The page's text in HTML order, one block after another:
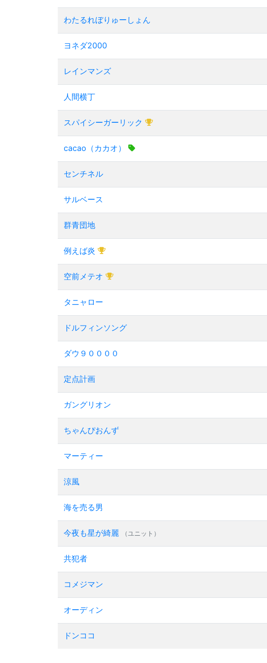
わたるれぼりゅーしょん
ヨネダ2000
レインマンズ
人間横丁
スパイシーガーリック
cacao（カカオ）
センチネル
サルベース
群青団地
例えば炎
空前メテオ
タニャロー
ドルフィンソング
ダウ９００００
定点計画
ガングリオン
ちゃんぴおんず
マーティー
涼風
海を売る男
今夜も星が綺麗 （ユニット）
共犯者
コメジマン
オーディン
ドンココ